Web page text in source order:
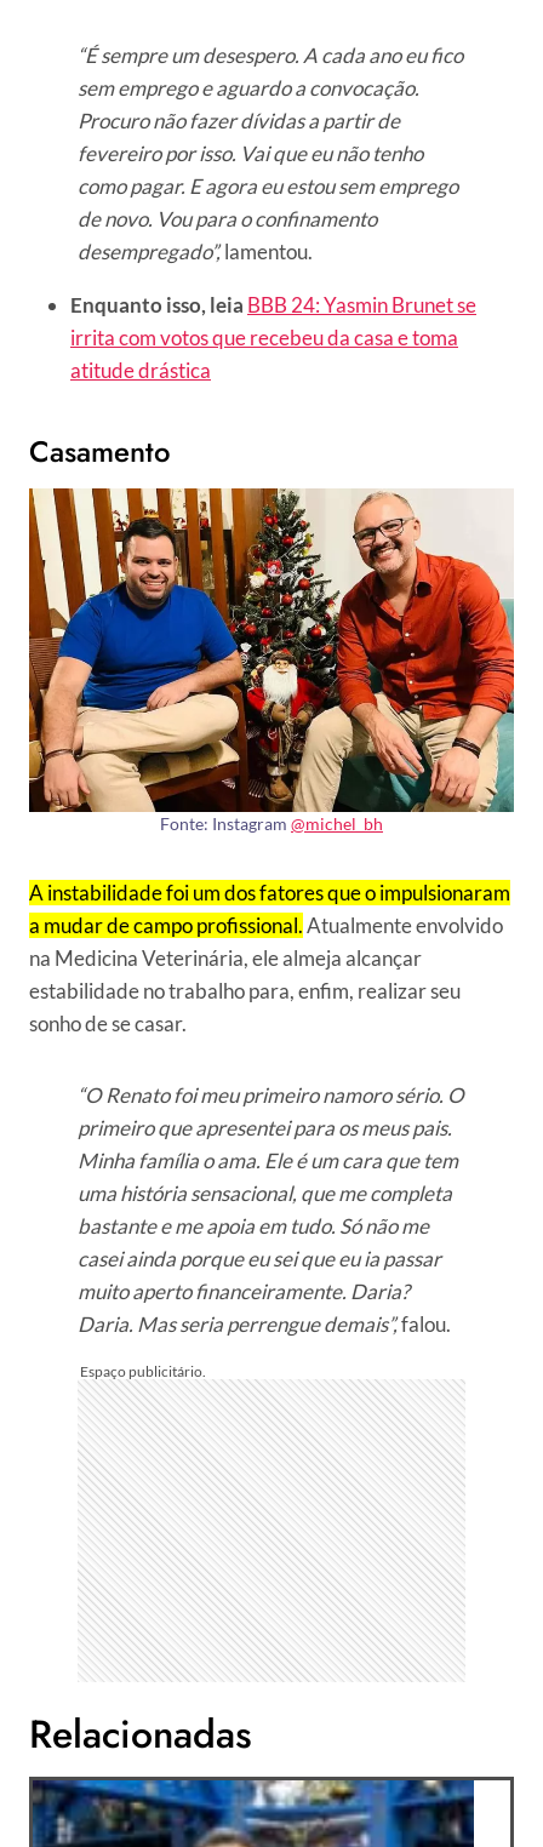
“É sempre um desespero. A cada ano eu fico
sem emprego e aguardo a convocação.
Procuro não fazer dívidas a partir de
fevereiro por isso. Vai que eu não tenho
como pagar. E agora eu estou sem emprego
de novo. Vou para o confinamento
desempregado”,lamentou.
Enquanto isso, leia BBB 24: Yasmin Brunet se
irrita com votos que recebeu da casa e toma
atitude drástica
Casamento
Fonte: Instagram @michel_bh
A instabilidade foi um dos fatores que o impulsionaram
a mudar de campo profissional.Atualmente envolvido
na Medicina Veterinária, ele almeja alcançar
estabilidade no trabalho para, enfim, realizar seu
sonho de se casar.
“O Renato foi meu primeiro namoro sério. O
primeiro que apresentei para os meus pais.
Minha família o ama. Ele é um cara que tem
uma história sensacional, que me completa
bastante e me apoia em tudo. Só não me
casei ainda porque eu sei que eu ia passar
muito aperto financeiramente. Daria?
Daria. Mas seria perrengue demais”,falou.
Relacionadas